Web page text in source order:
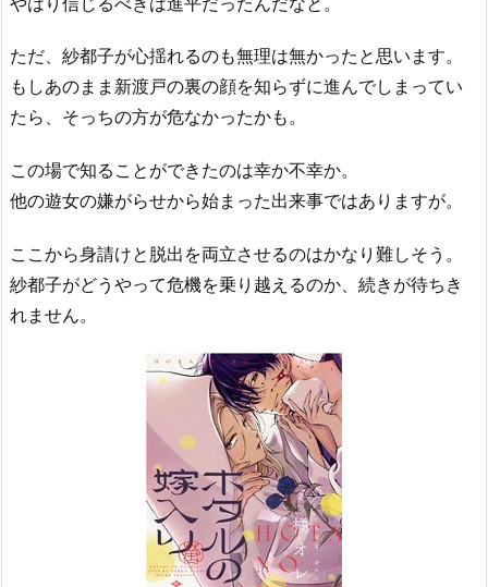
ただ、紗都子が心揺れるのも無理は無かったと思います。
もしあのまま新渡戸の裏の顔を知らずに進んでしまってい
たら、そっちの方が危なかったかも。
この場で知ることができたのは幸か不幸か。
他の遊女の嫌がらせから始まった出来事ではありますが。
ここから身請けと脱出を両立させるのはかなり難しそう。
紗都子がどうやって危機を乗り越えるのか、続きが待ちき
れません。